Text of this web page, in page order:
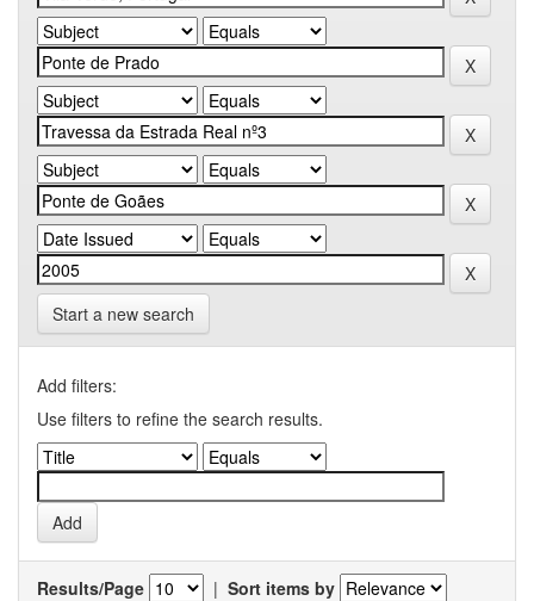
Start a new search
Add filters:
Use filters to refine the search results.
Results/Page | Sort items by